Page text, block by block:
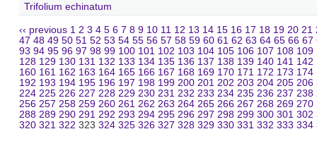
Trifolium echinatum
‹‹ previous 1 2 3 4 5 6 7 8 9 10 11 12 13 14 15 16 17 18 19 20 21
47 48 49 50 51 52 53 54 55 56 57 58 59 60 61 62 63 64 65 66 67
93 94 95 96 97 98 99 100 101 102 103 104 105 106 107 108 109
128 129 130 131 132 133 134 135 136 137 138 139 140 141 142
160 161 162 163 164 165 166 167 168 169 170 171 172 173 174
192 193 194 195 196 197 198 199 200 201 202 203 204 205 206
224 225 226 227 228 229 230 231 232 233 234 235 236 237 238
256 257 258 259 260 261 262 263 264 265 266 267 268 269 270
288 289 290 291 292 293 294 295 296 297 298 299 300 301 302
320 321 322 323 324 325 326 327 328 329 330 331 332 333 334